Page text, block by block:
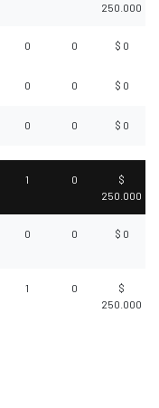
250.000
0 0 $ 0
0 0 $ 0
0 0 $ 0
1 0
$
250.000
0 0 $ 0
1 0
$
250.000